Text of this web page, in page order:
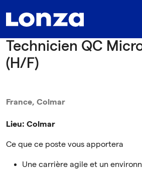
Technicien QC
(H/F)
France, Colmar
Lieu: Colmar
Ce que ce poste vous apportera
Une carrière agile et un